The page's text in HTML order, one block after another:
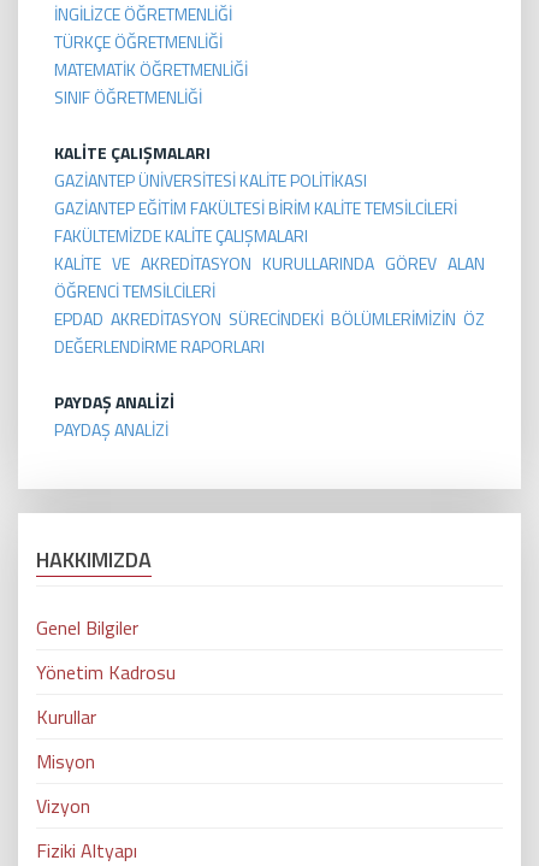
İNGİLİZCE ÖĞRETMENLİĞİ
TÜRKÇE ÖĞRETMENLİĞİ
MATEMATİK ÖĞRETMENLİĞİ
SINIF ÖĞRETMENLİĞİ
KALİTE ÇALIŞMALARI
GAZİANTEP ÜNİVERSİTESİ KALİTE POLİTİKASI
GAZİANTEP EĞİTİM FAKÜLTESİ BİRİM KALİTE TEMSİLCİLERİ
FAKÜLTEMİZDE KALİTE ÇALIŞMALARI
KALİTE VE AKREDİTASYON KURULLARINDA GÖREV ALAN
ÖĞRENCİ TEMSİLCİLERİ
EPDAD AKREDİTASYON SÜRECİNDEKİ BÖLÜMLERİMİZİN ÖZ
DEĞERLENDİRME RAPORLARI
PAYDAŞ ANALİZİ
PAYDAŞ ANALİZİ
HAKKIMIZDA
Genel Bilgiler
Yönetim Kadrosu
Kurullar
Misyon
Vizyon
Fiziki Altyapı